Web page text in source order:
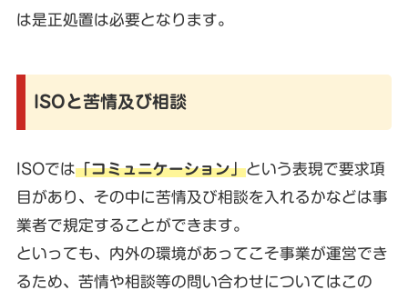
は是正処置は必要となります。
ISOと苦情及び相談
ISOでは「コミュニケーション」という表現で要求項
目があり、その中に苦情及び相談を入れるかなどは事
業者で規定することができます。
といっても、内外の環境があってこそ事業が運営でき
るため、苦情や相談等の問い合わせについてはこの